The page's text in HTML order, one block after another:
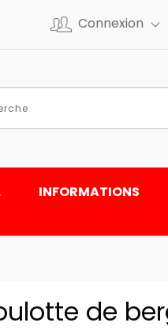
Connexion
INFORMATIONS
de